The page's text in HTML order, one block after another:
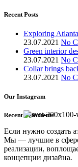
Recent Posts
Exploring
23.07.2021 No
Green interior
23.07.2021 No
Collar brings
23.07.2021 No
Our Instagram
Recent Comments
Если нужно создать
Мы — лучшие в сфере
реализации,
концепции дизайна.